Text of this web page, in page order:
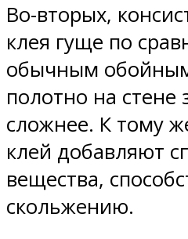
Во-вторых,
клея гуще по
обычным
полотно на стене
сложнее. К тому
клей добавляют
вещества,
скольжению.